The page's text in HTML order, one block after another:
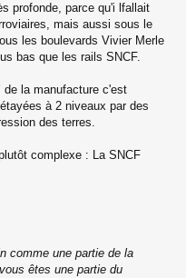
profonde, parce qu'i lfallait
mais aussi sous le
les boulevards Vivier Merle
bas que les rails SNCF.
la manufacture c'est
à 2 niveaux par des
des terres.
complexe : La SNCF
comme une partie de la
êtes une partie du